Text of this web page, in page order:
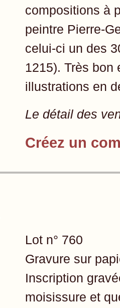
compositions à
peintre Pierre-
celui-ci un des
1215). Très bon
illustrations en
Le détail des
Créez un
Lot n° 760
Gravure sur
Inscription
moisissure et